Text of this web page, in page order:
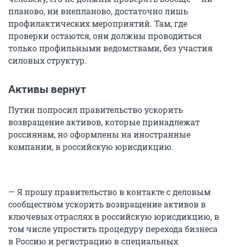
планово, ни внепланово, достаточно лишь
профилактических мероприятий. Там, где
проверки остаются, они должны проводиться
только профильными ведомствами, без участия
силовых структур.
Активы вернут
Путин попросил правительство ускорить
возвращение активов, которые принадлежат
россиянам, но оформлены на иностранные
компании, в российскую юрисдикцию.
— Я прошу правительство в контакте с деловым
сообществом ускорить возвращение активов в
ключевых отраслях в российскую юрисдикцию, в
том числе упростить процедуру перехода бизнеса
в Россию и регистрацию в специальных